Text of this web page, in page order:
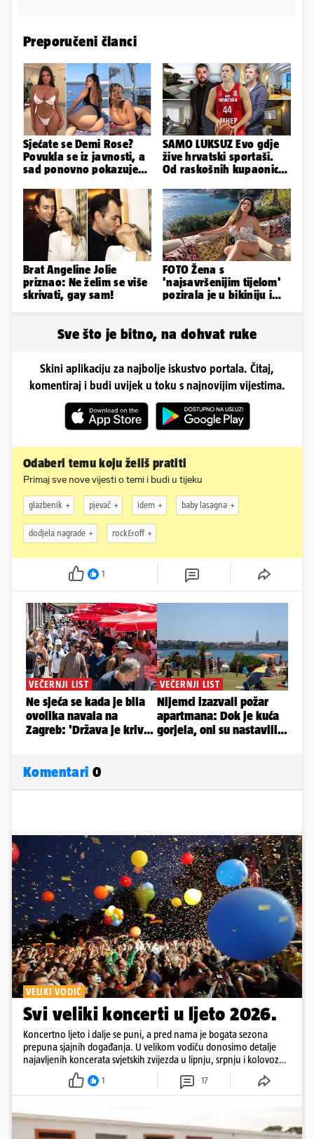
Preporučeni članci
Sjećate se Demi Rose?
Povukla se iz javnosti, a
sad ponovno pokazuje
SAMO LUKSUZ Evo gdje
žive hrvatski sportaši.
Od raskošnih kupaonica
Brat Angeline Jolie
priznao: Ne želim se više
skrivati, gay sam!
FOTO Žena s
'najsavršenijim tijelom'
pozirala je u bikiniju i
Sve što je bitno, na dohvat ruke
Skini aplikaciju za najbolje iskustvo portala. Čitaj,
komentiraj i budi uvijek u toku s najnovijim vijestima.
Odaberi temu koju želiš pratiti
Primaj sve nove vijesti o temi i budi u tijeku
glazbenik pjevač idem baby lasagna
dodjela nagrade rock&off
1
Komentari 0
VELIKI VODIČ
Svi veliki koncerti u ljeto 2026.
Koncertno ljeto i dalje se puni, a pred nama je bogata sezona
prepuna sjajnih događanja. U velikom vodiču donosimo detalje
najavljenih koncerata svjetskih zvijezda u lipnju, srpnju i kolovozu
2026. godine.
1 17